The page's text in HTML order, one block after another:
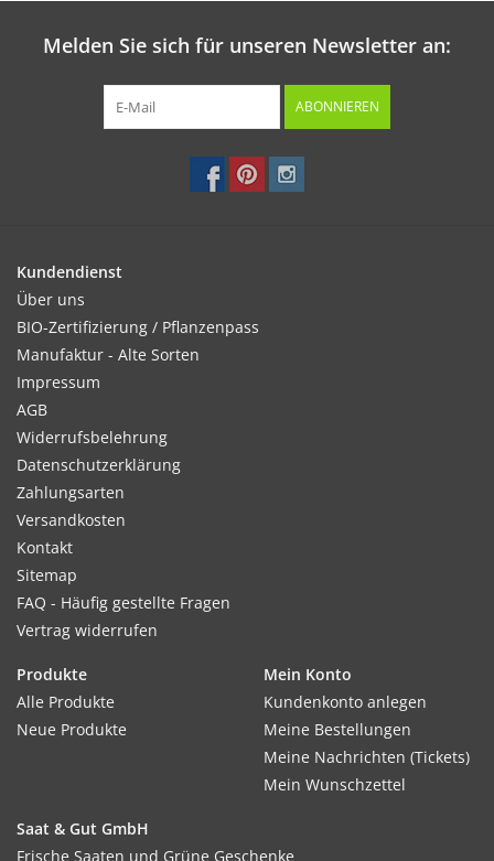
Melden Sie sich für unseren Newsletter an:
ABONNIEREN
Kundendienst
Über uns
BIO-Zertifizierung / Pflanzenpass
Manufaktur - Alte Sorten
Impressum
AGB
Widerrufsbelehrung
Datenschutzerklärung
Zahlungsarten
Versandkosten
Kontakt
Sitemap
FAQ - Häufig gestellte Fragen
Vertrag widerrufen
Produkte
Alle Produkte
Neue Produkte
Mein Konto
Kundenkonto anlegen
Meine Bestellungen
Meine Nachrichten (Tickets)
Mein Wunschzettel
Saat & Gut GmbH
Frische Saaten und Grüne Geschenke